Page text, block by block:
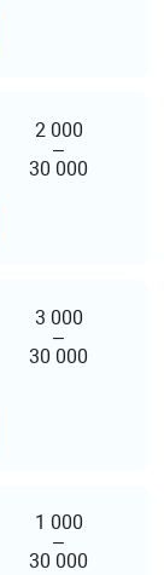
2 000
–
30 000
3 000
–
30 000
1 000
–
30 000